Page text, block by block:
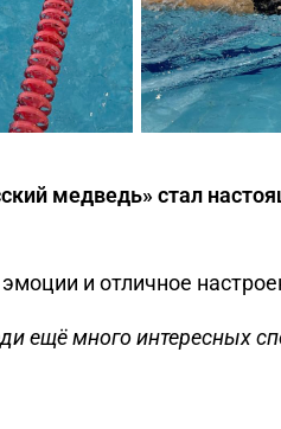
медведь» стал
и отличное
ещё много интересных